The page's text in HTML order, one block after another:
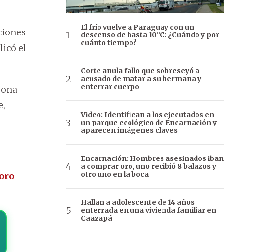
el
El frío vuelve a Paraguay con un
descenso de hasta 10°C: ¿Cuándo y por
cuánto tiempo?
Corte anula fallo que sobreseyó a
acusado de matar a su hermana y
enterrar cuerpo
Video: Identifican a los ejecutados en
un parque ecológico de Encarnación y
aparecen imágenes claves
Encarnación: Hombres asesinados iban
a comprar oro, uno recibió 8 balazos y
otro uno en la boca
Hallan a adolescente de 14 años
enterrada en una vivienda familiar en
Caazapá